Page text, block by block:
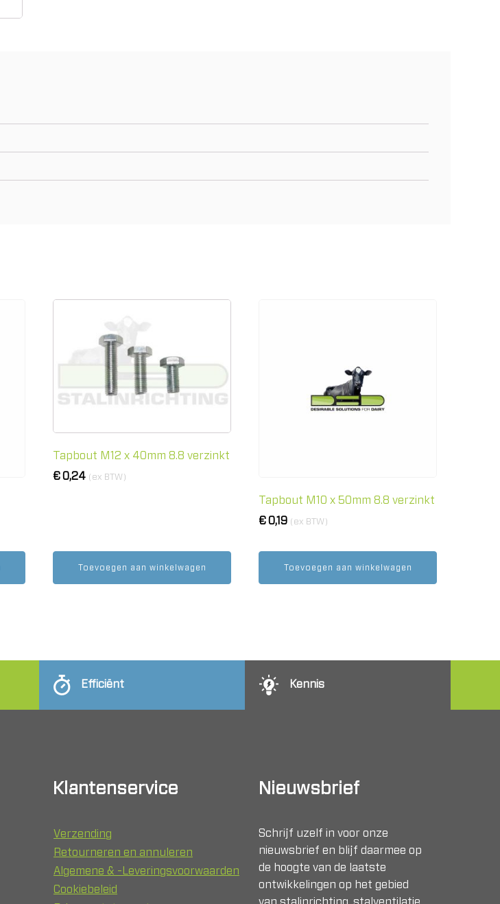
Tapbout M12 x 40mm 8.8 verzinkt
€0,24 (ex BTW)
Toevoegen aan winkelwagen
Tapbout M10 x 50mm 8.8 verzinkt
€0,19 (ex BTW)
Toevoegen aan winkelwagen
Efficiënt Kennis
Klantenservice
Verzending
Retourneren en annuleren
Algemene & -Leveringsvoorwaarden
Cookiebeleid
Nieuwsbrief
Schrijf uzelf in voor onze
nieuwsbrief en blijf daarmee op
de hoogte van de laatste
ontwikkelingen op het gebied
van stalinrichting, stalventilatie,